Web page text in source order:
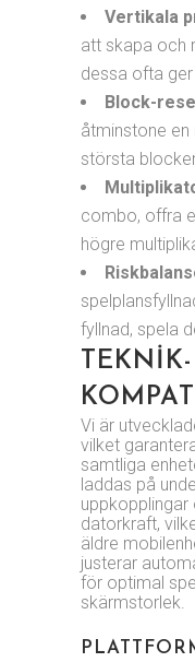
Vertikala
att skapa och
dessa ofta
Block-
åtminstone
största
combo, offra
högre
fyllnad, spela
Vi är
vilket
samtliga
laddas på
uppkopplingar
datorkraft,
äldre
justerar
för optimal
skärmstorlek.